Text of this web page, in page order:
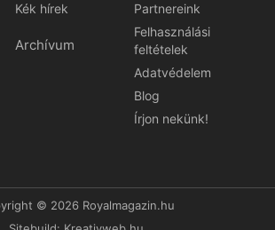
Kék hírek
Archívum
Partnereink
Felhasználási
feltételek
Adatvédelem
Blog
Írjon nekünk!
© 2026 Royalmagazin.hu